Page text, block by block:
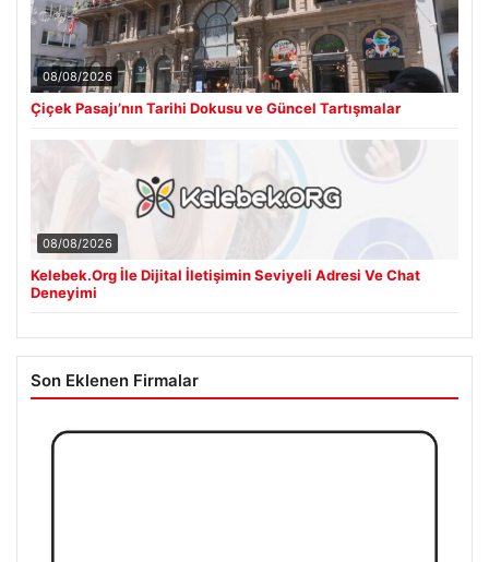
08/08/2026
Çiçek Pasajı’nın Tarihi Dokusu ve Güncel Tartışmalar
08/08/2026
Kelebek.Org İle Dijital İletişimin Seviyeli Adresi Ve Chat
Deneyimi
Son Eklenen Firmalar